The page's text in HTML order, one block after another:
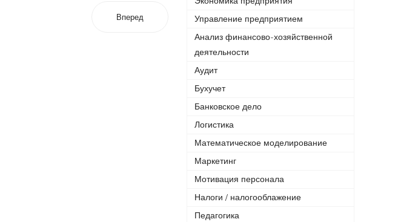
Вперед
Управление предприятием
Анализ финансово-хозяйственной
деятельности
Аудит
Бухучет
Банковское дело
Логистика
Математическое моделирование
Маркетинг
Мотивация персонала
Налоги / налогооблажение
Педагогика